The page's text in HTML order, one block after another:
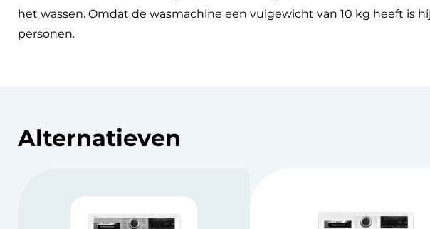
het wassen. Omdat de wasmachine een vulgewicht van 10 kg heeft is
personen.
Alternatieven